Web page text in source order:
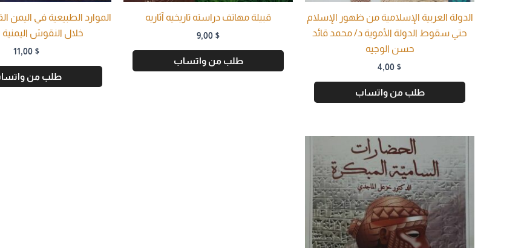
الدولة العربية الإسلامية من ظهور الإسلام
حتي سقوط الدولة الأموية د/ محمد قائد
حسن الوجيه
4,00 $
طلب من واتساب
قبيلة مهاتف دراسته تاریخیه آثاریه
9,00 $
طلب من واتساب
الموارد الطبيعية في اليمن
خلال النقوش اليمنية
11,00 $
طلب من